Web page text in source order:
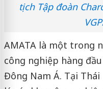
tịch Tập đoàn
AMATA là một trong
công nghiệp hàng
Đông Nam Á. Tại